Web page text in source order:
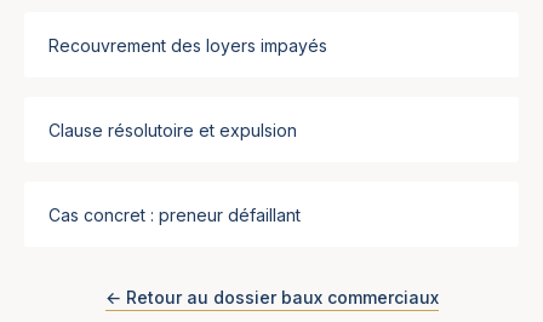
Recouvrement des loyers impayés
Clause résolutoire et expulsion
Cas concret : preneur défaillant
← Retour au dossier baux commerciaux